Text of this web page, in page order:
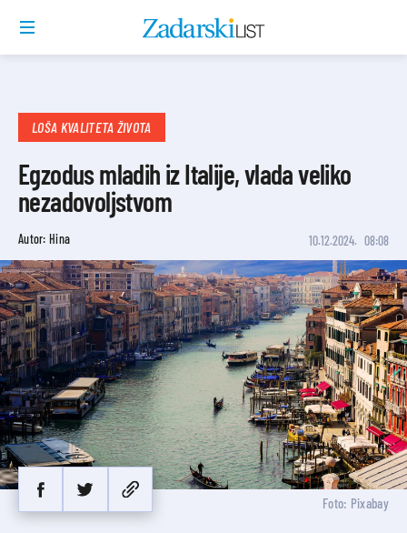
LOŠA KVALITETA ŽIVOTA
Egzodus mladih iz Italije, vlada veliko
nezadovoljstvom
Autor: Hina 10.12.2024. 08:08
Foto: Pixabay